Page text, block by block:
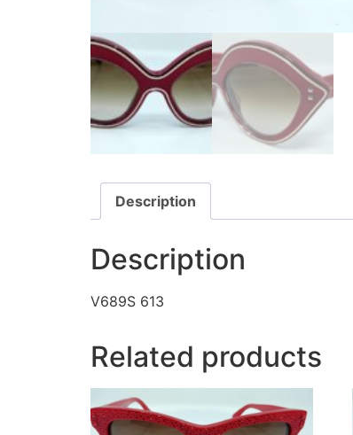
Description
Description
V689S 613
Related products